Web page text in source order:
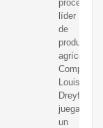
procesador
líder
de
productos
agrícolas,
Compañía
Louis
Dreyfus
juega
un